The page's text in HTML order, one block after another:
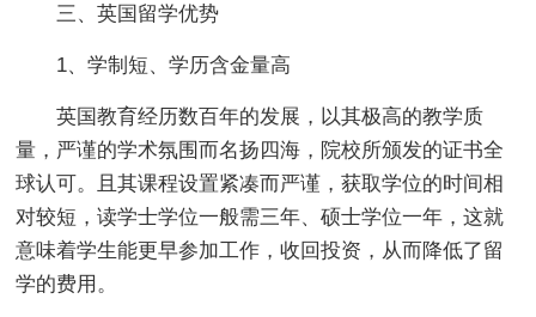
三、英国留学优势
1、学制短、学历含金量高
英国教育经历数百年的发展，以其极高的教学质
量，严谨的学术氛围而名扬四海，院校所颁发的证书全
球认可。且其课程设置紧凑而严谨，获取学位的时间相
对较短，读学士学位一般需三年、硕士学位一年，这就
意味着学生能更早参加工作，收回投资，从而降低了留
学的费用。